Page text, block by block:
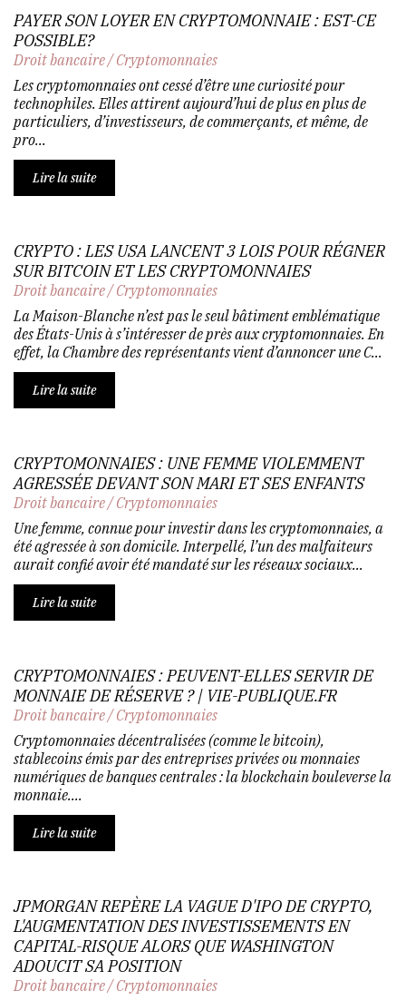
PAYER SON LOYER EN CRYPTOMONNAIE : EST-CE
POSSIBLE?
Droit bancaire/Cryptomonnaies
Les cryptomonnaies ont cessé d’être une curiosité pour
technophiles. Elles attirent aujourd’hui de plus en plus de
particuliers, d’investisseurs, de commerçants, et même, de
pro...
Lire la suite
CRYPTO : LES USA LANCENT 3 LOIS POUR RÉGNER
SUR BITCOIN ET LES CRYPTOMONNAIES
Droit bancaire/Cryptomonnaies
La Maison-Blanche n’est pas le seul bâtiment emblématique
des États-Unis à s’intéresser de près aux cryptomonnaies. En
effet, la Chambre des représentants vient d’annoncer une C...
Lire la suite
CRYPTOMONNAIES : UNE FEMME VIOLEMMENT
AGRESSÉE DEVANT SON MARI ET SES ENFANTS
Droit bancaire/Cryptomonnaies
Une femme, connue pour investir dans les cryptomonnaies, a
été agressée à son domicile. Interpellé, l’un des malfaiteurs
aurait confié avoir été mandaté sur les réseaux sociaux...
Lire la suite
CRYPTOMONNAIES : PEUVENT-ELLES SERVIR DE
MONNAIE DE RÉSERVE ? | VIE-PUBLIQUE.FR
Droit bancaire/Cryptomonnaies
Cryptomonnaies décentralisées (comme le bitcoin),
stablecoins émis par des entreprises privées ou monnaies
numériques de banques centrales : la blockchain bouleverse la
monnaie....
Lire la suite
JPMORGAN REPÈRE LA VAGUE D'IPO DE CRYPTO,
L'AUGMENTATION DES INVESTISSEMENTS EN
CAPITAL-RISQUE ALORS QUE WASHINGTON
ADOUCIT SA POSITION
Droit bancaire/Cryptomonnaies